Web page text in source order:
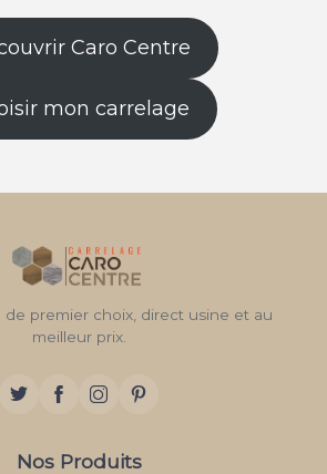
Caro Centre
mon carrelage
de premier choix, direct usine et au
meilleur prix.
Nos Produits